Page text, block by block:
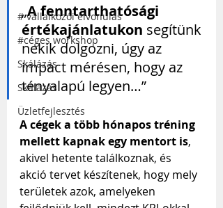
# vállalkozói elvonulás
#céges workshop
Skálázás
Skálázás
Üzletfejlesztés
„A fenntarthatósági
értékajánlatukon segítünk
nekik dolgozni, úgy az
impact mérésen, hogy az
tényalapú legyen…”
A cégek a több hónapos tréning
mellett kapnak egy mentort is,
akivel hetente találkoznak, és
akció tervet készítenek, hogy mely
területek azok, amelyeken